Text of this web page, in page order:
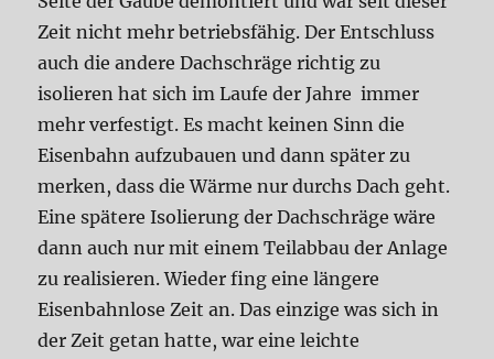
Zeit nicht mehr betriebsfähig. Der Entschluss
auch die andere Dachschräge richtig zu
isolieren hat sich im Laufe der Jahre immer
mehr verfestigt. Es macht keinen Sinn die
Eisenbahn aufzubauen und dann später zu
merken, dass die Wärme nur durchs Dach geht.
Eine spätere Isolierung der Dachschräge wäre
dann auch nur mit einem Teilabbau der Anlage
zu realisieren. Wieder fing eine längere
Eisenbahnlose Zeit an. Das einzige was sich in
der Zeit getan hatte, war eine leichte